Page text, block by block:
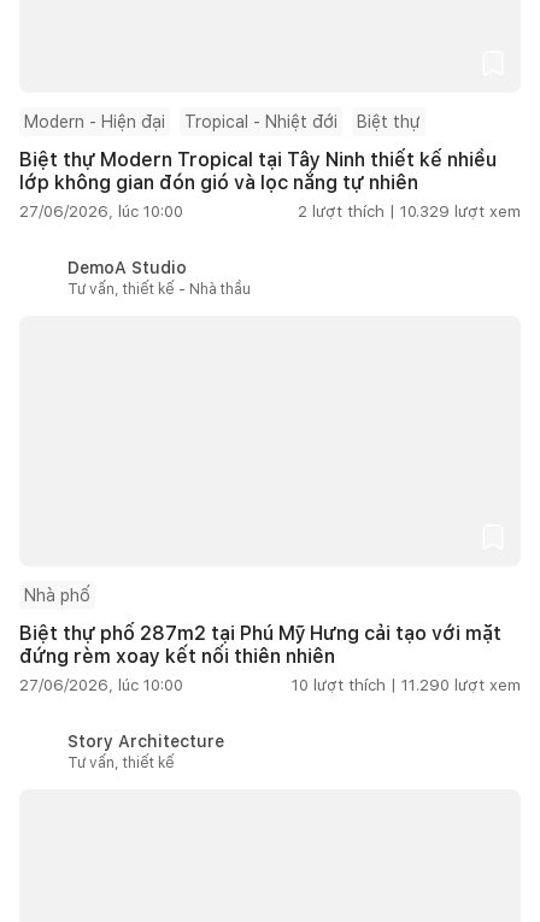
Modern - Hiện đại Tropical - Nhiệt đới Biệt thự
Biệt thự Modern Tropical tại Tây Ninh thiết kế nhiều
lớp không gian đón gió và lọc nắng tự nhiên
27/06/2026, lúc 10:00 2 lượt thích | 10.329 lượt xem
DemoA Studio
Tư vấn, thiết kế - Nhà thầu
Nhà phố
Biệt thự phố 287m2 tại Phú Mỹ Hưng cải tạo với mặt
đứng rèm xoay kết nối thiên nhiên
27/06/2026, lúc 10:00 10 lượt thích | 11.290 lượt xem
Story Architecture
Tư vấn, thiết kế